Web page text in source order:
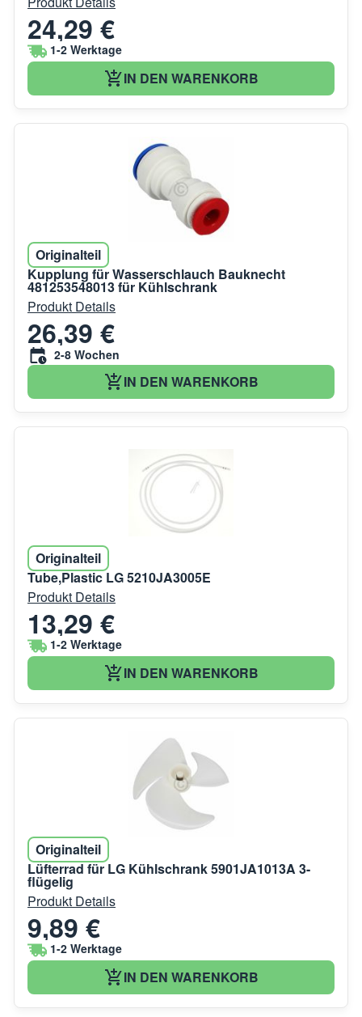
24,29 €
1-2 Werktage
IN DEN WARENKORB
Originalteil
Kupplung für Wasserschlauch Bauknecht
481253548013 für Kühlschrank
Produkt Details
26,39 €
2-8 Wochen
IN DEN WARENKORB
Originalteil
Tube,Plastic LG 5210JA3005E
Produkt Details
13,29 €
1-2 Werktage
IN DEN WARENKORB
Originalteil
Lüfterrad für LG Kühlschrank 5901JA1013A 3-
flügelig
Produkt Details
9,89 €
1-2 Werktage
IN DEN WARENKORB